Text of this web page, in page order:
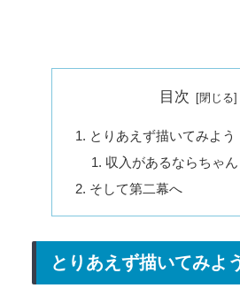
目次
とりあえず描いてみよう
収入があるならちゃ
そして第二幕へ
とりあえず描いてみよ